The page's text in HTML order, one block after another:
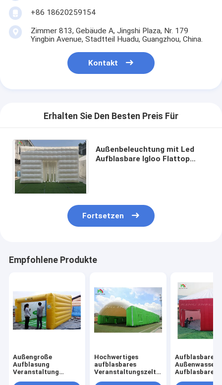
+86 18620259154
Zimmer 813, Gebäude A, Jingshi Plaza, Nr. 179
Yingbin Avenue, Stadtteil Huadu, Guangzhou, China.
Kontakt
Erhalten Sie Den Besten Preis Für
Außenbeleuchtung mit Led
Aufblasbare Igloo Flattop
Fortsetzen
Empfohlene Produkte
Außengroße
Aufblasung
Veranstaltung
Hochwertiges
aufblasbares
Veranstaltungszelt
Aufblasbares
Aufblasbares